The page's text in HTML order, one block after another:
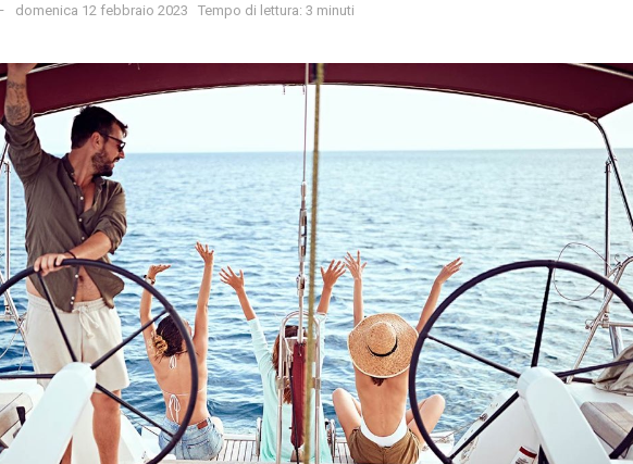
domenica 12 febbraio 2023 Tempo di lettura: 3 minuti